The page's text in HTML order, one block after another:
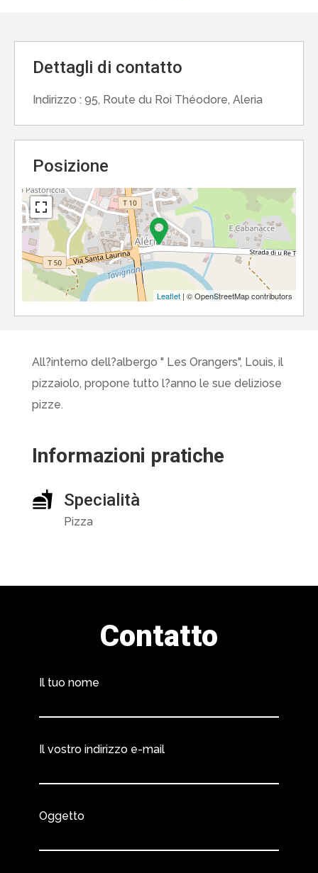
Dettagli di contatto
Indirizzo : 95, Route du Roi Théodore, Aleria
Posizione
Leaflet | © OpenStreetMap contributors
All?interno dell?albergo " Les Orangers", Louis, il
pizzaiolo, propone tutto l?anno le sue deliziose
pizze.
Informazioni pratiche
Specialità
Pizza
Contatto
Il tuo nome
Il vostro indirizzo e-mail
Oggetto